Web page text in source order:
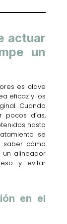
actuar
un
es clave
eficaz y los
Cuando
pocos días,
hasta
se
saber cómo
alineador
y evitar
en el